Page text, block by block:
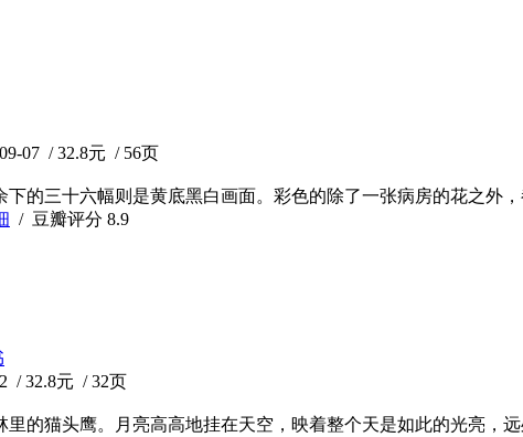
07 / 32.8元 / 56页
下的三十六幅则是黄底黑白画面。彩色的除了一张病房的花之外
/ 豆瓣评分 8.9
/ 32.8元 / 32页
的猫头鹰。月亮高高地挂在天空，映着整个天是如此的光亮，